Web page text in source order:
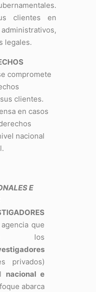
clientes en
legales.
compromete
clientes.
en casos
nacional
E
que
los
privados)
nacional e
abarca